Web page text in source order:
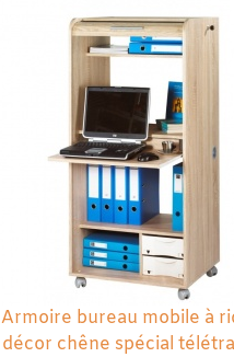
Armoire bureau mobile à
décor chêne spécial